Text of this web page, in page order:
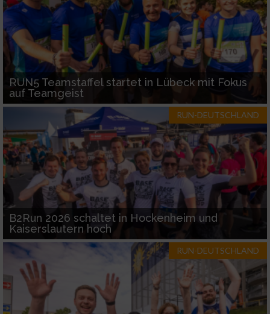
RUN5 Teamstaffel startet in Lübeck mit Fokus
auf Teamgeist
RUN-DEUTSCHLAND
B2Run 2026 schaltet in Hockenheim und
Kaiserslautern hoch
RUN-DEUTSCHLAND